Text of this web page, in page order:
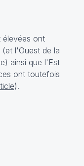
élevées ont
(et l'Ouest de la
ainsi que l'Est
ont toutefois
).